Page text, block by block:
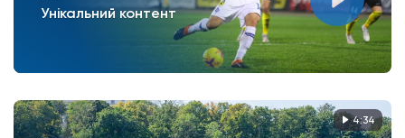
Унікальний контент
4:34